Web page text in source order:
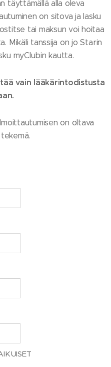
täyttämällä alla oleva
on sitova ja lasku
tai maksun voi hoitaa
Mikäli tanssija on jo Starin
myClubin kautta.
vain lääkärintodistusta
on oltava